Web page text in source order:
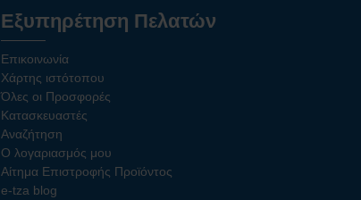
Εξυπηρέτηση Πελατών
Επικοινωνία
Χάρτης ιστότοπου
Όλες οι Προσφορές
Κατασκευαστές
Αναζήτηση
Ο λογαριασμός μου
Αίτημα Επιστροφής Προϊόντος
e-tza blog